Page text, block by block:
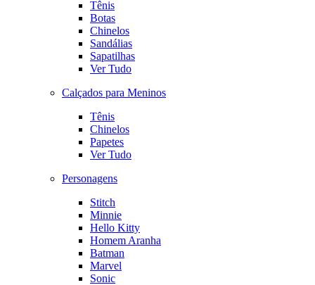
Tênis
Botas
Chinelos
Sandálias
Sapatilhas
Ver Tudo
Calçados para Meninos
Tênis
Chinelos
Papetes
Ver Tudo
Personagens
Stitch
Minnie
Hello Kitty
Homem Aranha
Batman
Marvel
Sonic